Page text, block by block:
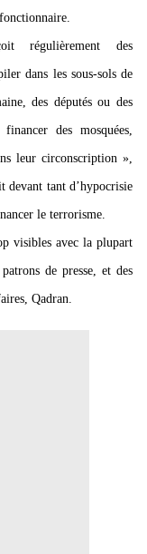
régulièrement des
dans les sous-sols de
des députés ou des
des mosquées,
leur circonscription »,
devant tant d’hypocrisie
le terrorisme.
visibles avec la plupart
de presse, et des
Qadran.